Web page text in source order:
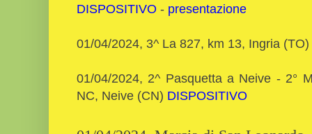
DISPOSITIVO - presentazione
01/04/2024, 3^ La 827, km 13, Ingria (TO)
01/04/2024, 2^ Pasquetta a Neive - 2°
NC, Neive (CN) DISPOSITIVO